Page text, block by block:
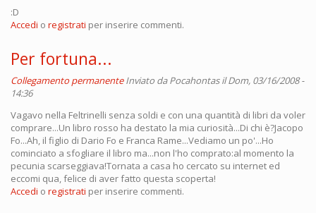
:D
Accedi o registrati per inserire commenti.
Per fortuna...
Collegamento permanente Inviato daPocahontasil Dom, 03/16/2008 -
14:36
Vagavo nella Feltrinelli senza soldi e con una quantità di libri da voler
comprare...Un libro rosso ha destato la mia curiosità...Di chi è?Jacopo
Fo...Ah, il figlio di Dario Fo e Franca Rame...Vediamo un po'...Ho
cominciato a sfogliare il libro ma...non l'ho comprato:al momento la
pecunia scarseggiava!Tornata a casa ho cercato su internet ed
eccomi qua, felice di aver fatto questa scoperta!
Accedi o registrati per inserire commenti.